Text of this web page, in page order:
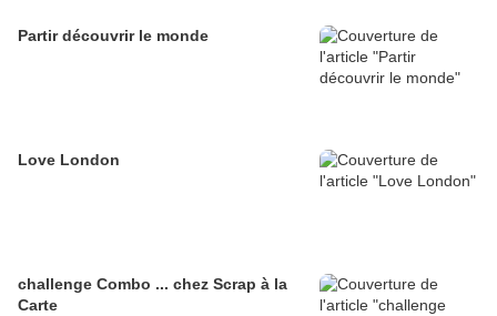
Partir découvrir le monde
Love London
challenge Combo ... chez Scrap à la
Carte